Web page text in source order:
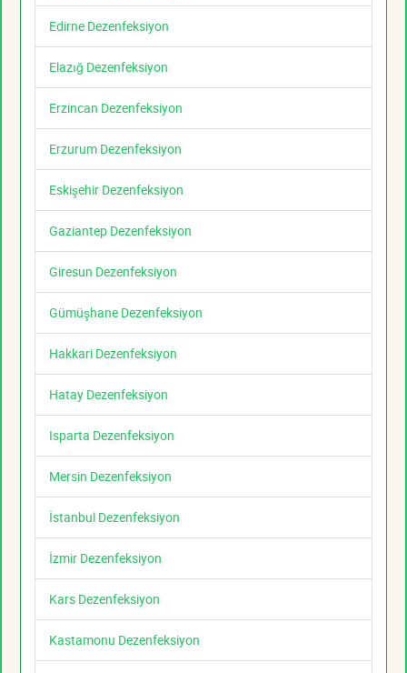
Edirne Dezenfeksiyon
Elazığ Dezenfeksiyon
Erzincan Dezenfeksiyon
Erzurum Dezenfeksiyon
Eskişehir Dezenfeksiyon
Gaziantep Dezenfeksiyon
Giresun Dezenfeksiyon
Gümüşhane Dezenfeksiyon
Hakkari Dezenfeksiyon
Hatay Dezenfeksiyon
Isparta Dezenfeksiyon
Mersin Dezenfeksiyon
İstanbul Dezenfeksiyon
İzmir Dezenfeksiyon
Kars Dezenfeksiyon
Kastamonu Dezenfeksiyon